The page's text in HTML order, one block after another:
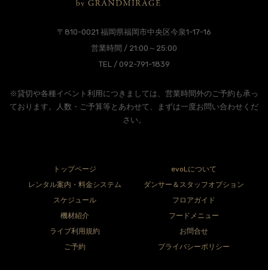
〒810-0021 福岡県福岡市中央区今泉1-17-16
営業時間 / 21:00～25:00
TEL / 092-791-1839
※貸切や各種イベント利用につきましては、営業時間外のご予約も承っ
ております。人数・ご予算等とあわせて、まずは一度お問い合わせくだ
さい。
トップページ
evoLについて
レンタル案内・料金システム
ダンサー＆スタッフオプション
スケジュール
フロアガイド
機材紹介
フードメニュー
ライブ利用規約
お問合せ
ご予約
プライバシーポリシー